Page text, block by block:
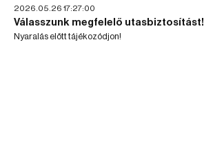
2026.05.26 17:27:00
Válasszunk megfelelő utasbiztosítást!
Nyaralás előtt tájékozódjon!